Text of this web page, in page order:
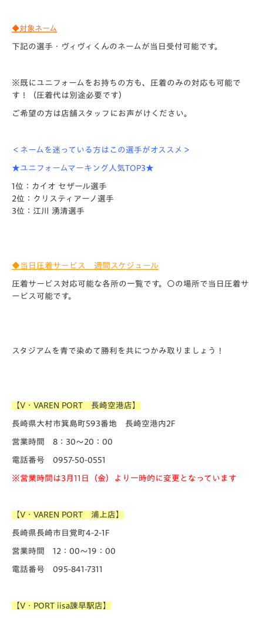
◆対象ネーム
下記の選手・ヴィヴィくんのネームが当日受付可能です。
※既にユニフォームをお持ちの方も、圧着のみの対応も可能で
す！（圧着代は別途必要です）
ご希望の方は店舗スタッフにお声がけください。
＜ネームを迷っている方はこの選手がオススメ＞
★ユニフォームマーキング人気TOP3★
1位：カイオ セザール選手
2位：クリスティアーノ選手
3位：江川 湧清選手
◆当日圧着サービス 週間スケジュール
圧着サービス対応可能な各所の一覧です。〇の場所で当日圧着サ
ービス可能です。
スタジアムを青で染めて勝利を共につかみ取りましょう！
【V・VAREN PORT 長崎空港店】
長崎県大村市箕島町593番地 長崎空港内2F
営業時間 8：30～20：00
電話番号 0957-50-0551
※営業時間は3月11日（金）より一時的に変更となっています
【V・VAREN PORT 浦上店】
長崎県長崎市目覚町4-2-1F
営業時間 12：00～19：00
電話番号 095-841-7311
【V・PORT iisa諫早駅店】